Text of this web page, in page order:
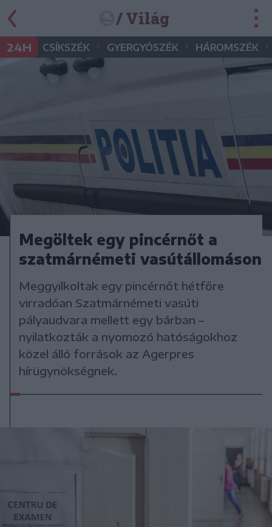
/ Világ
24H CSÍKSZÉK • GYERGYÓSZÉK • HÁROMSZÉK •
Megöltek egy pincérnőt a
szatmárnémeti vasútállomáson
Meggyilkoltak egy pincérnőt hétfőre
virradóan Szatmárnémeti vasúti
pályaudvara mellett egy bárban –
nyilatkozták a nyomozó hatóságokhoz
közel álló források az Agerpres
hírügynökségnek.